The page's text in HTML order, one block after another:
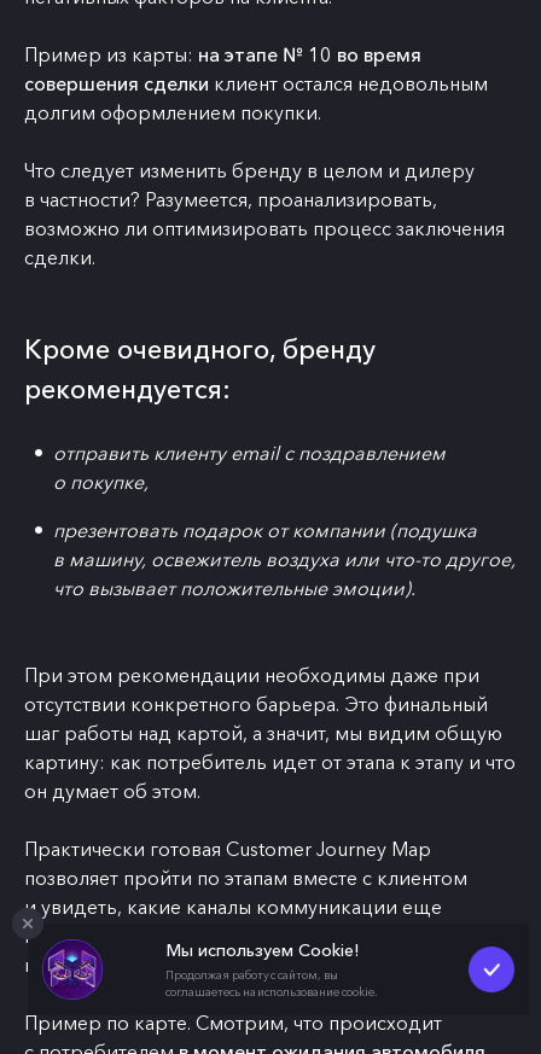
Пример из карты: на этапе № 10 во время
совершения сделки клиент остался недовольным
долгим оформлением покупки.
Что следует изменить бренду в целом и дилеру
в частности? Разумеется, проанализировать,
возможно ли оптимизировать процесс заключения
сделки.
Кроме очевидного, бренду
рекомендуется:
отправить клиенту email с поздравлением
о покупке,
презентовать подарок от компании (подушка
в машину, освежитель воздуха или что-то другое,
что вызывает положительные эмоции).
При этом рекомендации необходимы даже при
отсутствии конкретного барьера. Это финальный
шаг работы над картой, а значит, мы видим общую
картину: как потребитель идет от этапа к этапу и что
он думает об этом.
Практически готовая Customer Journey Map
позволяет пройти по этапам вместе с клиентом
и увидеть, какие каналы коммуникации еще
не задействованы или какие точки касания бренда
и клиента проработаны недостаточно хорошо.
Пример по карте. Смотрим, что происходит
Мы используем Cookie!
Продолжая работу с сайтом, вы
соглашаетесь на использование cookie.